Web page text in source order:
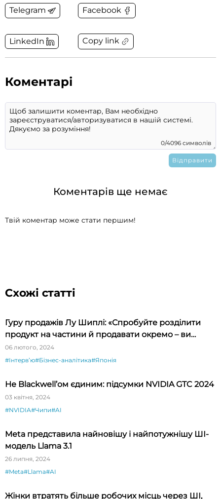
Telegram Facebook
LinkedIn Copy link
Коментарі
0/4096 символів
Коментарів ще немає
Твій коментар може стати першим!
Схожі статті
Гуру продажів Лу Шиплі: «Спробуйте розділити
продукт на частини й продавати окремо – ви
будете вражені»
06 лютого, 2024
#Інтервʼю#Бізнес-аналітика#Японія
Не Blackwell’ом єдиним: підсумки NVIDIA GTC 2024
03 квітня, 2024
#NVIDIA#Чипи#AI
Meta представила найновішу і найпотужнішу ШІ-
модель Llama 3.1
26 липня, 2024
#Meta#Llama#AI
Жінки втратять більше робочих місць через ШІ,